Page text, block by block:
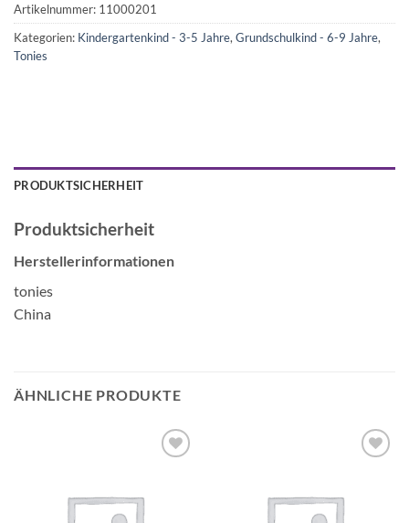
Artikelnummer: 11000201
Kategorien: Kindergartenkind - 3-5 Jahre, Grundschulkind - 6-9 Jahre,
Tonies
PRODUKTSICHERHEIT
Produktsicherheit
Herstellerinformationen
tonies
China
ÄHNLICHE PRODUKTE